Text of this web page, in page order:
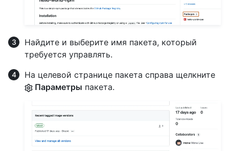
Найдите и выберите имя пакета, который
требуется управлять.
На целевой странице пакета справа щелкните
Параметры пакета.